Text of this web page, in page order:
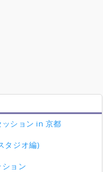
ション in 京都
タジオ編)
ョン